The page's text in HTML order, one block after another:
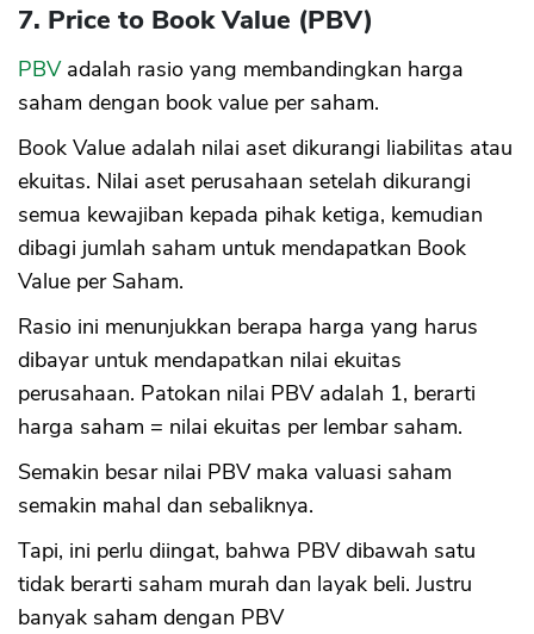
7. Price to Book Value (PBV)
PBVadalah rasio yang membandingkan harga
saham dengan book value per saham.
Book Value adalah nilai aset dikurangi liabilitas atau
ekuitas. Nilai aset perusahaan setelah dikurangi
semua kewajiban kepada pihak ketiga, kemudian
dibagi jumlah saham untuk mendapatkan Book
Value per Saham.
Rasio ini menunjukkan berapa harga yang harus
dibayar untuk mendapatkan nilai ekuitas
perusahaan. Patokan nilai PBV adalah 1, berarti
harga saham = nilai ekuitas per lembar saham.
Semakin besar nilai PBV maka valuasi saham
semakin mahal dan sebaliknya.
Tapi, ini perlu diingat, bahwa PBV dibawah satu
tidak berarti saham murah dan layak beli. Justru
banyak saham dengan PBV